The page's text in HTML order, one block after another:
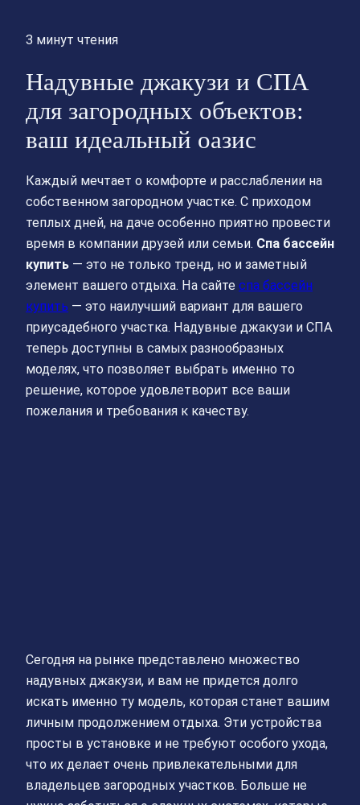
3 минут чтения
Надувные джакузи и СПА
для загородных объектов:
ваш идеальный оазис
Каждый мечтает о комфорте и расслаблении на
собственном загородном участке. С приходом
теплых дней, на даче особенно приятно провести
время в компании друзей или семьи. Спа бассейн
купить — это не только тренд, но и заметный
элемент вашего отдыха. На сайте спа бассейн
купить — это наилучший вариант для вашего
приусадебного участка. Надувные джакузи и СПА
теперь доступны в самых разнообразных
моделях, что позволяет выбрать именно то
решение, которое удовлетворит все ваши
пожелания и требования к качеству.
Сегодня на рынке представлено множество
надувных джакузи, и вам не придется долго
искать именно ту модель, которая станет вашим
личным продолжением отдыха. Эти устройства
просты в установке и не требуют особого ухода,
что их делает очень привлекательными для
владельцев загородных участков. Больше не